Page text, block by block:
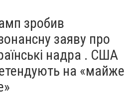
зробив
заяву про
надра . США
на «майже